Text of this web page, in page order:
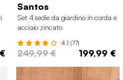
Santos
Set 4 sedie da giardino in corda e
acciaio zincato
4.1 (77)
249,99 € 199,99 €